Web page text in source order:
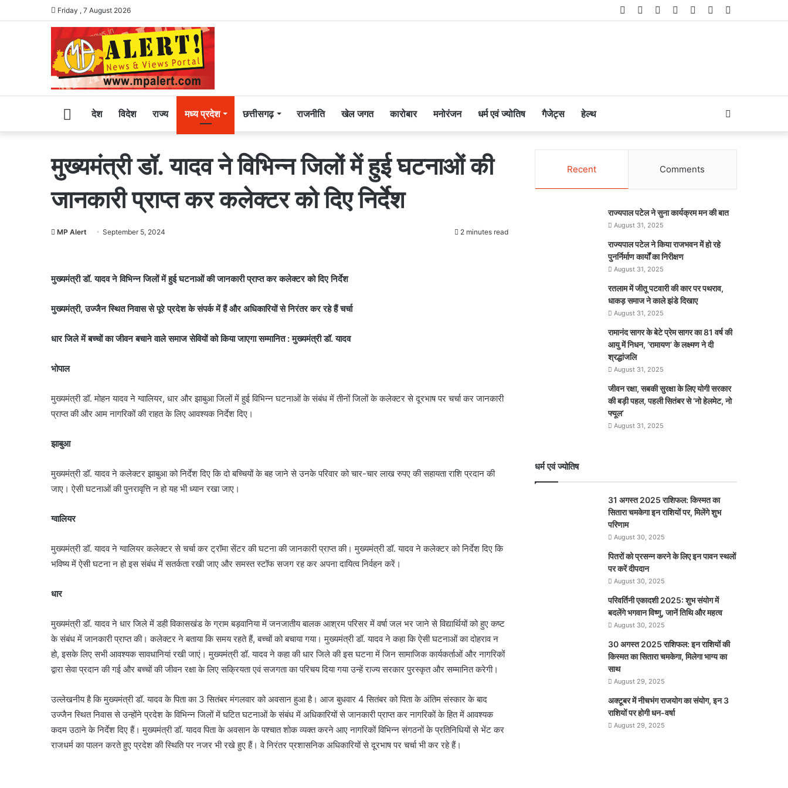
Friday , 7 August 2026 Telegram
Instagram
YouTube
LinkedIn
Twitter
Facebook
Homeदेश विदेश राज्य मध्य प्रदेश छत्तीसगढ़ राजनीति खेल जगत कारोबार मनोरंजन धर्म एवं ज्योतिष गैजेट्स हेल्थ
for
मुख्यमंत्री डॉ. यादव ने विभिन्न जिलों में हुई घटनाओं की
जानकारी प्राप्त कर कलेक्टर को दिए निर्देश
MP Alert September 5, 2024 2 minutes read
मुख्यमंत्री डॉ. यादव ने विभिन्न जिलों में हुई घटनाओं की जानकारी प्राप्त कर कलेक्टर को दिए निर्देश
मुख्यमंत्री, उज्जैन स्थित निवास से पूरे प्रदेश के संपर्क में हैं और अधिकारियों से निरंतर कर रहे हैं चर्चा
धार जिले में बच्चों का जीवन बचाने वाले समाज सेवियों को किया जाएगा सम्मानित : मुख्यमंत्री डॉ. यादव
भोपाल
मुख्यमंत्री डॉ. मोहन यादव ने ग्वालियर, धार और झाबुआ जिलों में हुई विभिन्न घटनाओं के संबंध में तीनों जिलों के कलेक्टर से दूरभाष पर चर्चा कर जानकारी
प्राप्त की और आम नागरिकों की राहत के लिए आवश्यक निर्देश दिए।
झाबुआ
मुख्यमंत्री डॉ. यादव ने कलेक्टर झाबुआ को निर्देश दिए कि दो बच्चियों के बह जाने से उनके परिवार को चार-चार लाख रुपए की सहायता राशि प्रदान की
जाए। ऐसी घटनाओं की पुनरावृत्ति न हो यह भी ध्यान रखा जाए।
ग्वालियर
मुख्यमंत्री डॉ. यादव ने ग्वालियर कलेक्टर से चर्चा कर ट्रॉमा सेंटर की घटना की जानकारी प्राप्त की। मुख्यमंत्री डॉ. यादव ने कलेक्टर को निर्देश दिए कि
भविष्य में ऐसी घटना न हो इस संबंध में सतर्कता रखी जाए और समस्त स्टॉफ सजग रह कर अपना दायित्व निर्वहन करें।
धार
मुख्यमंत्री डॉ. यादव ने धार जिले में डही विकासखंड के ग्राम बड़वानिया में जनजातीय बालक आश्रम परिसर में वर्षा जल भर जाने से विद्यार्थियों को हुए कष्ट
के संबंध में जानकारी प्राप्त की। कलेक्टर ने बताया कि समय रहते हैं, बच्चों को बचाया गया। मुख्यमंत्री डॉ. यादव ने कहा कि ऐसी घटनाओं का दोहराव न
हो, इसके लिए सभी आवश्यक सावधानियां रखी जाएं। मुख्यमंत्री डॉ. यादव ने कहा की धार जिले की इस घटना में जिन सामाजिक कार्यकर्ताओं और नागरिकों
द्वारा सेवा प्रदान की गई और बच्चों की जीवन रक्षा के लिए सक्रियता एवं सजगता का परिचय दिया गया उन्हें राज्य सरकार पुरस्कृत और सम्मानित करेगी।
उल्लेखनीय है कि मुख्यमंत्री डॉ. यादव के पिता का 3 सितंबर मंगलवार को अवसान हुआ है। आज बुधवार 4 सितंबर को पिता के अंतिम संस्कार के बाद
उज्जैन स्थित निवास से उन्होंने प्रदेश के विभिन्न जिलों में घटित घटनाओं के संबंध में अधिकारियों से जानकारी प्राप्त कर नागरिकों के हित में आवश्यक
कदम उठाने के निर्देश दिए हैं। मुख्यमंत्री डॉ. यादव पिता के अवसान के पश्चात शोक व्यक्त करने आए नागरिकों विभिन्न संगठनों के प्रतिनिधियों से भेंट कर
राजधर्म का पालन करते हुए प्रदेश की स्थिति पर नजर भी रखे हुए हैं। वे निरंतर प्रशासनिक अधिकारियों से दूरभाष पर चर्चा भी कर रहे हैं।
Recent Comments
राज्यपाल पटेल ने सुना कार्यक्रम मन की बात
August 31, 2025
राज्यपाल पटेल ने किया राजभवन में हो रहे
पुनर्निर्माण कार्यों का निरीक्षण
August 31, 2025
रतलाम में जीतू पटवारी की कार पर पथराव,
धाकड़ समाज ने काले झंडे दिखाए
August 31, 2025
रामानंद सागर के बेटे प्रेम सागर का 81 वर्ष की
आयु में निधन, ‘रामायण’ के लक्ष्मण ने दी
श्रद्धांजलि
August 31, 2025
जीवन रक्षा, सबकी सुरक्षा के लिए योगी सरकार
की बड़ी पहल, पहली सितंबर से ‘नो हेलमेट, नो
फ्यूल’
August 31, 2025
धर्म एवं ज्योतिष
31 अगस्त 2025 राशिफल: किस्मत का
सितारा चमकेगा इन राशियों पर, मिलेंगे शुभ
परिणाम
August 30, 2025
पितरों को प्रसन्न करने के लिए इन पावन स्थलों
पर करें दीपदान
August 30, 2025
परिवर्तिनी एकादशी 2025: शुभ संयोग में
बदलेंगे भगवान विष्णु, जानें तिथि और महत्व
August 30, 2025
30 अगस्त 2025 राशिफल: इन राशियों की
किस्मत का सितारा चमकेगा, मिलेगा भाग्य का
साथ
August 29, 2025
अक्टूबर में नीचभंग राजयोग का संयोग, इन 3
राशियों पर होगी धन-वर्षा
August 29, 2025